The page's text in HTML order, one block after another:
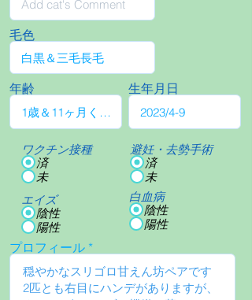
毛色
年齢
ワクチン接種
済
未
エイズ
陰性
陽性
生年月日
避妊・去勢手術
済
未
白血病
陰性
陽性
プロフィール